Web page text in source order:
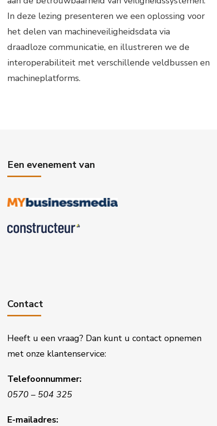
In deze lezing presenteren we een oplossing voor
het delen van machineveiligheidsdata via
draadloze communicatie, en illustreren we de
interoperabiliteit met verschillende veldbussen en
machineplatforms.
Een evenement van
Contact
Heeft u een vraag? Dan kunt u contact opnemen
met onze klantenservice:
Telefoonnummer:
0570 – 504 325
E-mailadres: